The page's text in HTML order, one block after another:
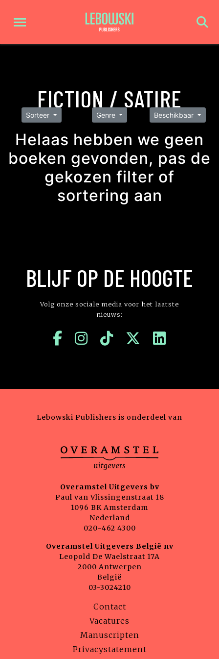
FICTION / SATIRE
Sorteer Genre Beschikbaar
Helaas hebben we geen
boeken gevonden, pas de
gekozen filter of
sortering aan
BLIJF OP DE HOOGTE
Volg onze sociale media voor het laatste
nieuws:
Lebowski Publishers is onderdeel van
Overamstel Uitgevers bv
Paul van Vlissingenstraat 18
1096 BK Amsterdam
Nederland
020-462 4300
Overamstel Uitgevers België nv
Leopold De Waelstraat 17A
2000 Antwerpen
België
03-3024210
Contact
Vacatures
Manuscripten
Privacystatement